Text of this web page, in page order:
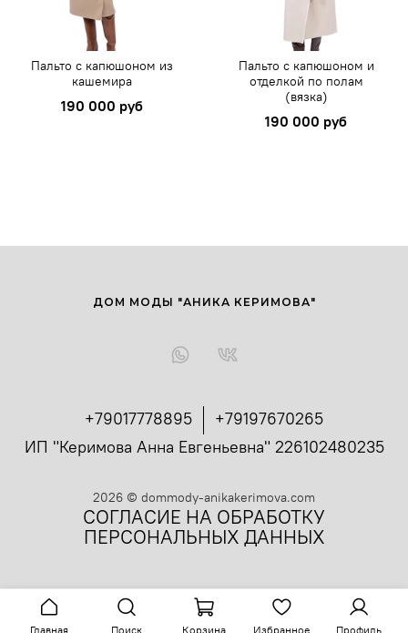
Пальто с капюшоном из
кашемира
190 000 руб
Пальто с капюшоном и
отделкой по полам
(вязка)
190 000 руб
+79017778895
+79197670265
ИП "Керимова Анна Евгеньевна" 226102480235
ДОМ МОДЫ "АНИКА КЕРИМОВА"
2026 © dommody-anikakerimova.com
СОГЛАСИЕ НА ОБРАБОТКУ
ПЕРСОНАЛЬНЫХ ДАННЫХ
Главная Поиск Корзина Избранное Профиль